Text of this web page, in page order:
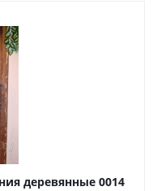
деревянные 0014